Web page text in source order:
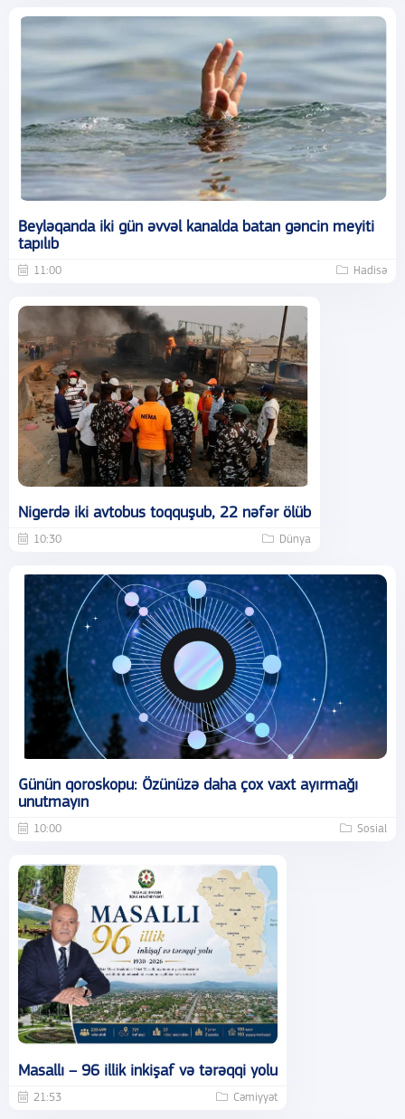
Beyləqanda iki gün əvvəl kanalda batan gəncin meyiti
tapılıb
11:00 Hadisə
Nigerdə iki avtobus toqquşub, 22 nəfər ölüb
10:30 Dünya
Günün qoroskopu: Özünüzə daha çox vaxt ayırmağı
unutmayın
10:00 Sosial
Masallı – 96 illik inkişaf və tərəqqi yolu
21:53 Cəmiyyət